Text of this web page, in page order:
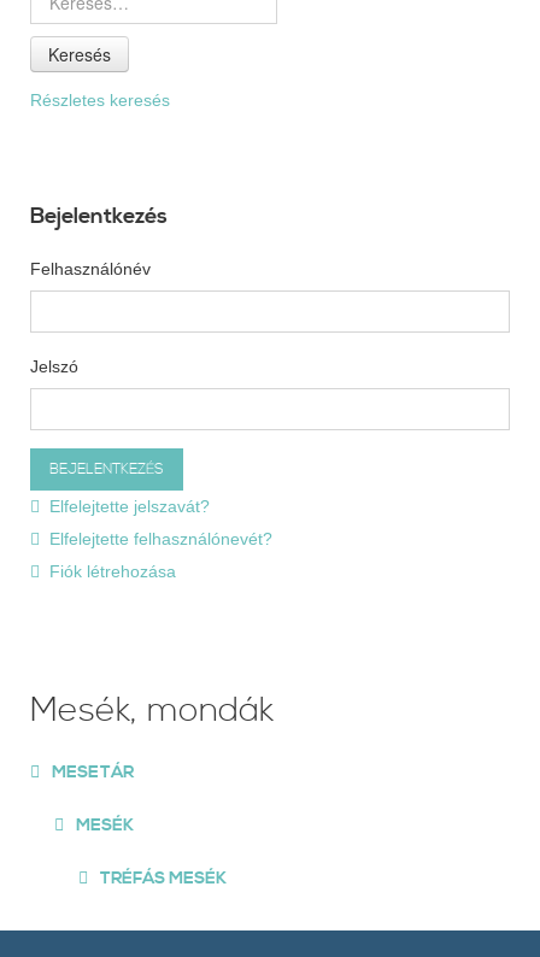
Keresés
Részletes keresés
Bejelentkezés
Felhasználónév
Jelszó
Elfelejtette jelszavát?
Elfelejtette felhasználónevét?
Fiók létrehozása
Mesék, mondák
MESETÁR
MESÉK
TRÉFÁS MESÉK